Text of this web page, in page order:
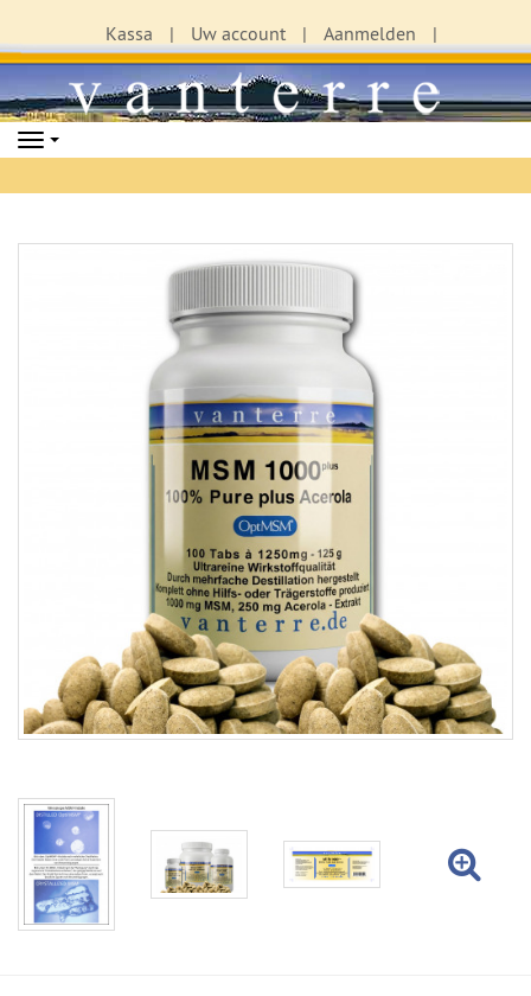
Kassa Uw account Aanmelden
Navigation